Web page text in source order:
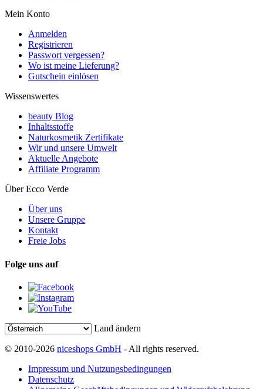
Mein Konto
Anmelden
Registrieren
Passwort vergessen?
Wo ist meine Lieferung?
Gutschein einlösen
Wissenswertes
beauty Blog
Inhaltsstoffe
Naturkosmetik Zertifikate
Wir und unsere Umwelt
Aktuelle Angebote
Affiliate Programm
Über Ecco Verde
Über uns
Unsere Gruppe
Kontakt
Freie Jobs
Folge uns auf
Land ändern
© 2010-2026 niceshops GmbH - All rights reserved.
Impressum und Nutzungsbedingungen
Datenschutz